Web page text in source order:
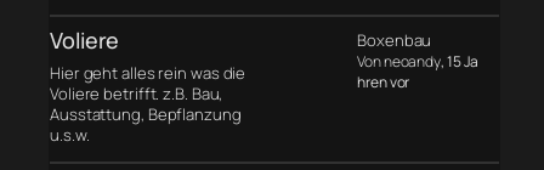
Voliere
Hier geht alles rein was die
Voliere betrifft. z.B. Bau,
Ausstattung, Bepflanzung
u.s.w.
Boxenbau
Von neoandy, 15 Ja
hren vor